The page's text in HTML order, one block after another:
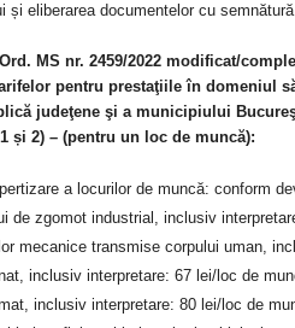
și eliberarea documentelor cu
MS nr. 2459/2022 modificat/
pentru prestaţiile în domeniul
judeţene şi a municipiului
și 2) – (pentru un loc de muncă):
a locurilor de muncă: conform
de zgomot industrial, inclusiv
mecanice transmise corpului uman,
inclusiv interpretare: 67 lei/loc de
inclusiv interpretare: 80 lei/loc de